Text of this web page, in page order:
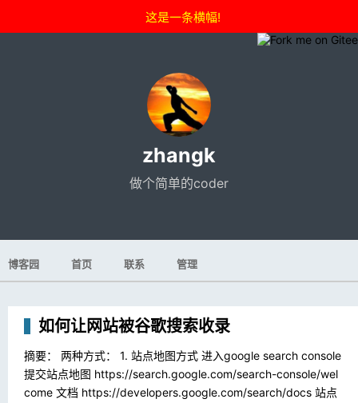
这是一条横幅!
zhangk
做个简单的coder
博客园 首页 联系 管理
如何让网站被谷歌搜索收录
摘要： 两种方式： 1. 站点地图方式 进入google search console
提交站点地图 https://search.google.com/search-console/wel
come 文档 https://developers.google.com/search/docs 站点